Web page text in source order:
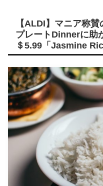
【ALDI】マニア称
プレートDinnerに助
＄5.99「Jasmine